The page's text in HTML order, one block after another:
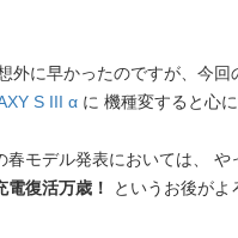
外に早かったのですが、今
S III α に 機種変すると心に
モデル発表においては、 や
電復活万歳！
というお後がよ